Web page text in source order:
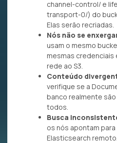
channel-control/ e
transport-0/) do
Elas serão recriadas.
Nós não se
usam o mesmo
mesmas credenciais
rede ao S3.
Conteúdo
verifique se a
banco realmente
todos.
Busca
os nós apontam
Elasticsearch remoto.